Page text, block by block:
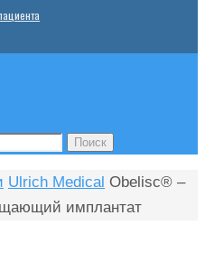
Поиск
Ulrich Medical Obelisc® –
имплантат